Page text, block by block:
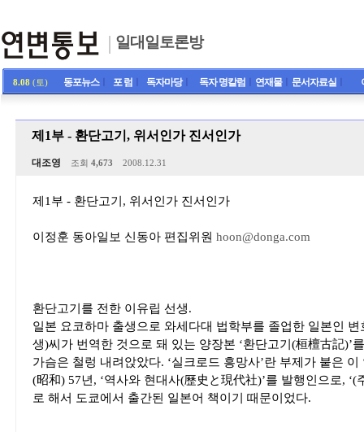
일대일토론방
8.08 (토) 동포뉴스ㅣ 포 럼 독자마당ㅣ 독자 명칼럼 연재물ㅣ 문서자료실
제1부 - 환단고기, 위서인가 진서인가
대조영 조회 4,673 2008.12.31
제1부 - 환단고기, 위서인가 진서인가
이정훈 동아일보 신동아 편집위원 hoon@donga.com
환단고기를 전한 이유립 선생.
일본 요코하마 출생으로 와세다대 법학부를 졸업한 일본인
생)씨가 번역한 것으로 돼 있는 양장본 ‘환단고기(桓檀古記)’
가슴은 철렁 내려앉았다. ‘실크로드 흥망사’란 부제가 붙은 이
(昭和) 57년, ‘역사와 현대사(歷史と現代社)’를 발행인으로,
로 해서 도쿄에서 출간된 일본어 책이기 때문이었다.